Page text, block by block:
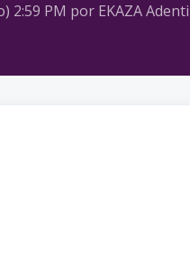
2:59 PM por EKAZA